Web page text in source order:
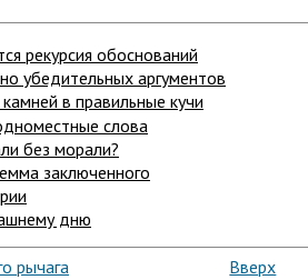
рекурсия обоснований
убедительных аргументов
в правильные кучи
слова
без морали?
заключенного
дню
рычага Вверх